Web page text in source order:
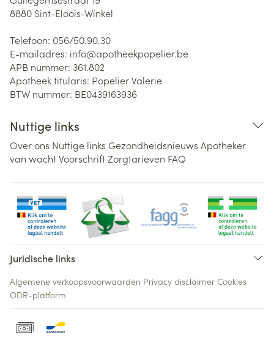
8880 Sint-Eloois-Winkel
Telefoon: 056/50.90.30
E-mailadres: info@apotheekpopelier.be
APB nummer: 361.802
Apotheek titularis: Popelier Valerie
BTW nummer: BE0439163936
Nuttige links
Over ons Nuttige links Gezondheidsnieuws Apotheker
van wachtVoorschriftZorgtarieven FAQ
Juridische links
Algemene verkoopsvoorwaarden Privacy disclaimer Cookies
ODR-platform